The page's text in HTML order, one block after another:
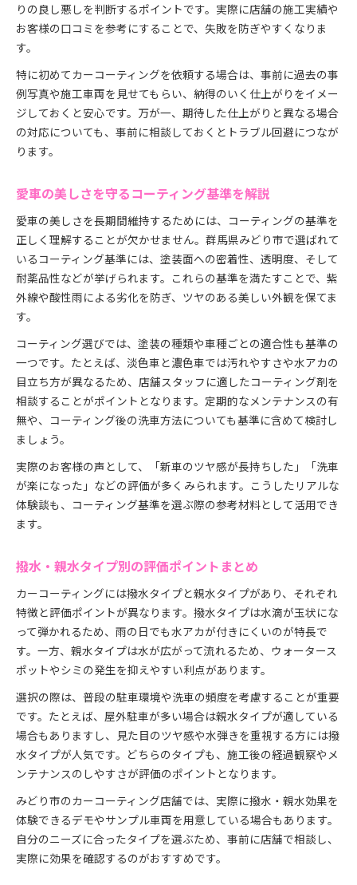
りの良し悪しを判断するポイントです。実際に店舗の施工実績や
お客様の口コミを参考にすることで、失敗を防ぎやすくなりま
す。
特に初めてカーコーティングを依頼する場合は、事前に過去の事
例写真や施工車両を見せてもらい、納得のいく仕上がりをイメー
ジしておくと安心です。万が一、期待した仕上がりと異なる場合
の対応についても、事前に相談しておくとトラブル回避につなが
ります。
愛車の美しさを守るコーティング基準を解説
愛車の美しさを長期間維持するためには、コーティングの基準を
正しく理解することが欠かせません。群馬県みどり市で選ばれて
いるコーティング基準には、塗装面への密着性、透明度、そして
耐薬品性などが挙げられます。これらの基準を満たすことで、紫
外線や酸性雨による劣化を防ぎ、ツヤのある美しい外観を保てま
す。
コーティング選びでは、塗装の種類や車種ごとの適合性も基準の
一つです。たとえば、淡色車と濃色車では汚れやすさや水アカの
目立ち方が異なるため、店舗スタッフに適したコーティング剤を
相談することがポイントとなります。定期的なメンテナンスの有
無や、コーティング後の洗車方法についても基準に含めて検討し
ましょう。
実際のお客様の声として、「新車のツヤ感が長持ちした」「洗車
が楽になった」などの評価が多くみられます。こうしたリアルな
体験談も、コーティング基準を選ぶ際の参考材料として活用でき
ます。
撥水・親水タイプ別の評価ポイントまとめ
カーコーティングには撥水タイプと親水タイプがあり、それぞれ
特徴と評価ポイントが異なります。撥水タイプは水滴が玉状にな
って弾かれるため、雨の日でも水アカが付きにくいのが特長で
す。一方、親水タイプは水が広がって流れるため、ウォータース
ポットやシミの発生を抑えやすい利点があります。
選択の際は、普段の駐車環境や洗車の頻度を考慮することが重要
です。たとえば、屋外駐車が多い場合は親水タイプが適している
場合もありますし、見た目のツヤ感や水弾きを重視する方には撥
水タイプが人気です。どちらのタイプも、施工後の経過観察やメ
ンテナンスのしやすさが評価のポイントとなります。
みどり市のカーコーティング店舗では、実際に撥水・親水効果を
体験できるデモやサンプル車両を用意している場合もあります。
自分のニーズに合ったタイプを選ぶため、事前に店舗で相談し、
実際に効果を確認するのがおすすめです。